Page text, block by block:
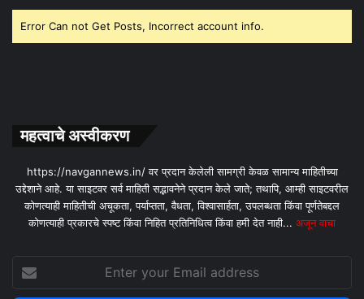
Error Can not Get Posts, Incorrect account info.
महत्वाचे अस्वीकरण
https://navgannews.in/ वर प्रदान केलेली सामग्री केवळ सामान्य माहितीच्या
उद्देशाने आहे. या साइटवर सर्व माहिती सद्भावनेने प्रदान केले जाते; तथापि, आम्ही साइटवरील
कोणत्याही माहितीची अचूकता, पर्याप्तता, वैधता, विश्वासार्हता, उपलब्धता किंवा पूर्णतेबद्दल
कोणत्याही प्रकारचे स्पष्ट किंवा निहित प्रतिनिधित्व किंवा हमी देत ​​नाही... अजून वाचा
your